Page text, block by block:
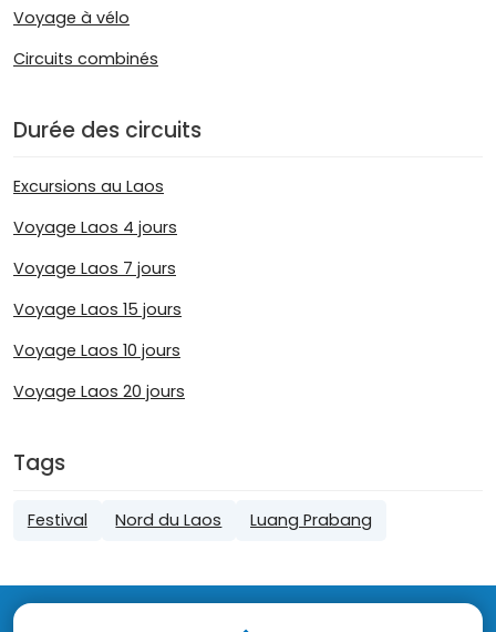
Voyage à vélo
Circuits combinés
Durée des circuits
Excursions au Laos
Voyage Laos 4 jours
Voyage Laos 7 jours
Voyage Laos 15 jours
Voyage Laos 10 jours
Voyage Laos 20 jours
Tags
Festival Nord du Laos Luang Prabang